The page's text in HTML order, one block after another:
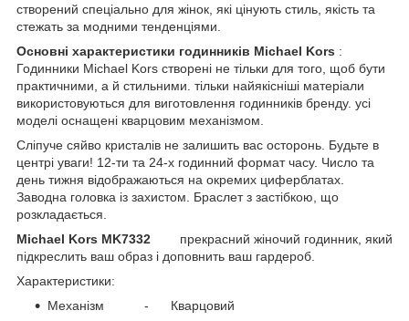
створений спеціально для жінок, які цінують стиль, якість та
стежать за модними тенденціями.
Основні характеристики годинників Michael Kors :
Годинники Michael Kors створені не тільки для того, щоб бути
практичними, а й стильними. тільки найякісніші матеріали
використовуються для виготовлення годинників бренду. усі
моделі оснащені кварцовим механізмом.
Сліпуче сяйво кристалів не залишить вас осторонь. Будьте в
центрі уваги! 12-ти та 24-х годинний формат часу. Число та
день тижня відображаються на окремих циферблатах.
Заводна головка із захистом. Браслет з застібкою, що
розкладається.
Michael Kors MK7332 прекрасний жіночий годинник, який
підкреслить ваш образ і доповнить ваш гардероб.
Характеристики:
Механізм - Кварцовий